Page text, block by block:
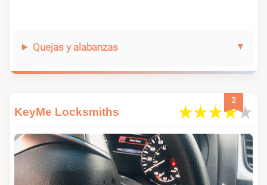
Quejas y alabanzas
2
KeyMe Locksmiths